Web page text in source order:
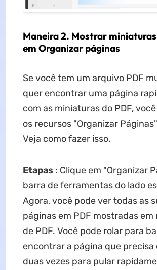
Maneira 2. Mostrar miniaturas
em Organizar páginas
Se você tem um arquivo PDF
quer encontrar uma página
com as miniaturas do PDF,
os recursos "Organizar
Veja como fazer isso.
Etapas : Clique em "Organizar
barra de ferramentas do lado
Agora, você pode ver todas as
páginas em PDF mostradas
de PDF. Você pode rolar para
encontrar a página que precisa
duas vezes para pular